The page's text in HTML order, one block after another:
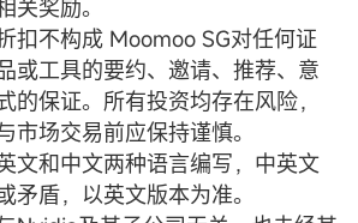
关奖励。
扣不构成 Moomoo SG对任何证
或工具的要约、邀请、推荐、意
的保证。所有投资均存在风险，
市场交易前应保持谨慎。
文和中文两种语言编写，中英文
矛盾，以英文版本为准。